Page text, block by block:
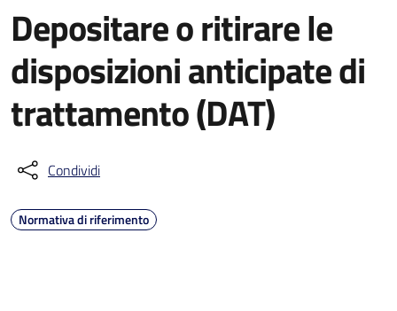
Depositare o ritirare le
disposizioni anticipate di
trattamento (DAT)
Condividi
Normativa di riferimento